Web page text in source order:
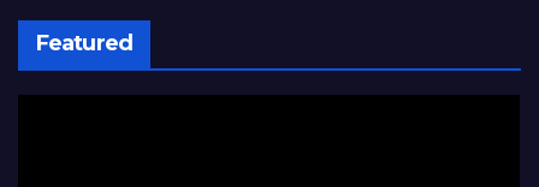
Featured